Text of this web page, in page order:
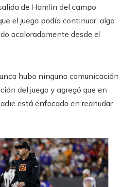
de Hamlin del campo
el juego podía continuar, algo
acaloradamente desde el
hubo ninguna comunicación
del juego y agregó que en
está enfocado en reanudar